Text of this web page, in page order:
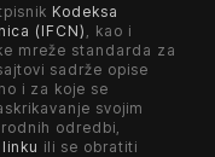
Kodeksa
(IFCN)
, kao i
mreže standarda za
sadrže opise
i za koje se
svojim
odredbi,
ili se obratiti